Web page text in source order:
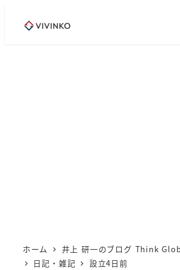
ホーム
井上 研一のブログ Think
日記・雑記
設立4日前